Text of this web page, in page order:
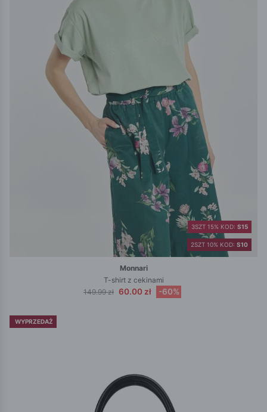
2SZT 10% KOD: S10
3SZT 15% KOD: S15
Monnari
T-shirt z cekinami
149.99 zł 60.00 zł -60%
WYPRZEDAŻ